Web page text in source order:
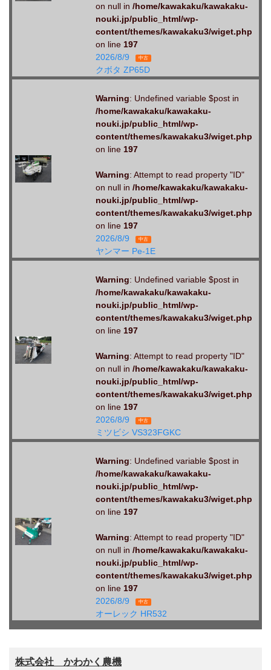
on null in /home/kawakaku/kawakaku-
nouki.jp/public_html/wp-
content/themes/kawakaku3/wiget.php
on line 197
2026/8/9
中古
クボタ ZP65D
Warning: Undefined variable $post in
/home/kawakaku/kawakaku-
nouki.jp/public_html/wp-
content/themes/kawakaku3/wiget.php
on line 197
Warning: Attempt to read property "ID"
on null in /home/kawakaku/kawakaku-
nouki.jp/public_html/wp-
content/themes/kawakaku3/wiget.php
on line 197
2026/8/9
中古
ヤンマー Pe-1E
Warning: Undefined variable $post in
/home/kawakaku/kawakaku-
nouki.jp/public_html/wp-
content/themes/kawakaku3/wiget.php
on line 197
Warning: Attempt to read property "ID"
on null in /home/kawakaku/kawakaku-
nouki.jp/public_html/wp-
content/themes/kawakaku3/wiget.php
on line 197
2026/8/9
中古
ミツビシ VS323FGKC
Warning: Undefined variable $post in
/home/kawakaku/kawakaku-
nouki.jp/public_html/wp-
content/themes/kawakaku3/wiget.php
on line 197
Warning: Attempt to read property "ID"
on null in /home/kawakaku/kawakaku-
nouki.jp/public_html/wp-
content/themes/kawakaku3/wiget.php
on line 197
2026/8/9
中古
オーレック HR532
株式会社 かわかく農機